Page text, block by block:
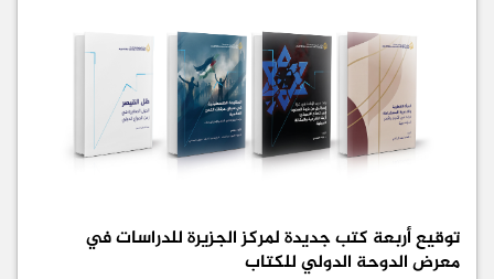
توقيع أربعة كتب جديدة لمركز الجزيرة للدراسات في
معرض الدوحة الدولي للكتاب